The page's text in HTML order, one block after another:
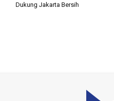
Dukung Jakarta Bersih